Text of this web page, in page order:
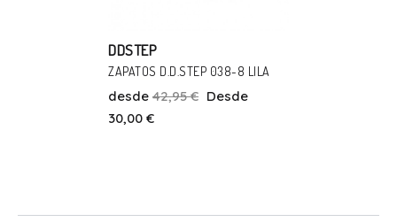
Talla
DDSTEP
ZAPATOS D.D.STEP 038-8 LILA
desde 42,95 € Desde
30,00 €